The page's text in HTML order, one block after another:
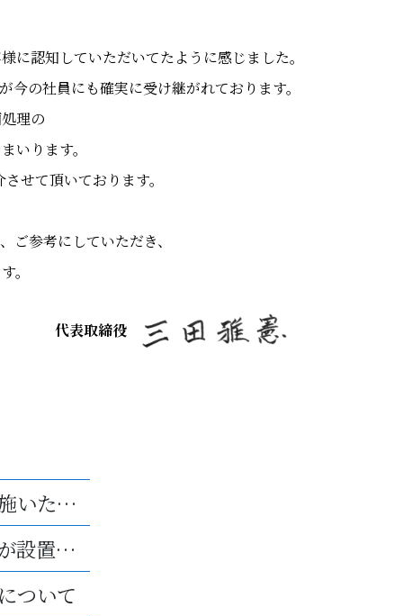
認知していただいてたように感じました。
の社員にも確実に受け継がれております。
理の
いります。
せて頂いております。
参考にしていただき、
。
代表取締役
第3回「マネーセミナー」を実施いたしました。
千葉白井第2工場にもエアコンが設置されました。
ついて